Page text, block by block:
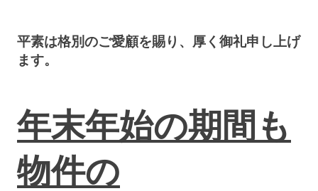
平素は格別のご愛顧を賜り、厚く御礼申し上げ
ます。
年末年始の期間も
物件の